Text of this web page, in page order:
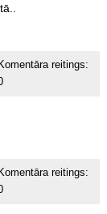
Komentāra reitings:
Komentāra reitings: